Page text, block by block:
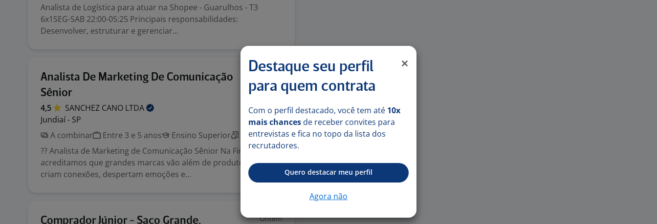
Analista de Logística para atuar na Shopee - Guarulhos - T3
6x1SEG-SAB 22:00-05:25 Principais responsabilidades:
Desenvolver, estruturar e gerenciar...
Analista De Marketing De Comunicação
Sênior
4,5 SANCHEZ CANO LTDA
Jundiaí - SP
A combinar
Entre 3 e 5 anos Ensino Superior
Híbrido
?? Analista de Marketing de Comunicação Sênior Na Fini,
acreditamos que grandes marcas vão além de produtos: elas
criam conexões, despertam emoções e...
Comprador Júnior - Saco Grande,
Ontem
Destaque seu perfil
para quem contrata
Com o perfil destacado, você tem até 10x
mais chances de receber convites para
entrevistas e fica no topo da lista dos
recrutadores.
Quero destacar meu perfil
Agora não